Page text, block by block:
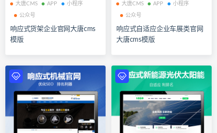
大唐CMS APP 小程序
公众号
响应式货架企业官网大唐cms
模版
大唐CMS APP 小程序
公众号
响应式自适应企业车展类官网
大唐cms模版